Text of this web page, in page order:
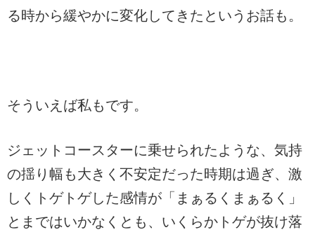
る時から緩やかに変化してきたというお話も。
そういえば私もです。
ジェットコースターに乗せられたような、気持
の揺り幅も大きく不安定だった時期は過ぎ、激
しくトゲトゲした感情が「まぁるくまぁるく」
とまではいかなくとも、いくらかトゲが抜け落